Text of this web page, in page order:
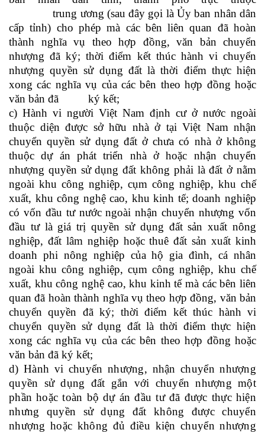
trung ương (sau đây gọi là Ủy ban nhân dân
cấp tỉnh) cho phép mà các bên liên quan đã hoàn
thành nghĩa vụ theo hợp đồng, văn bản chuyển
nhượng đã ký; thời điểm kết thúc hành vi chuyển
nhượng quyền sử dụng đất là thời điểm thực hiện
xong các nghĩa vụ của các bên theo hợp đồng hoặc
văn bản đã ký kết;
c) Hành vi người Việt Nam định cư ở nước ngoài
thuộc diện được sở hữu nhà ở tại Việt Nam nhận
chuyển quyền sử dụng đất ở chưa có nhà ở không
thuộc dự án phát triển nhà ở hoặc nhận chuyển
nhượng quyền sử dụng đất không phải là đất ở nằm
ngoài khu công nghiệp, cụm công nghiệp, khu chế
xuất, khu công nghệ cao, khu kinh tế;doanh nghiệp
có vốn đầu tư nước ngoàinhận chuyển nhượng vốn
đầu tư là giá trị quyền sử dụng đất sản xuất nông
nghiệp, đất lâm nghiệp hoặcthuê đất sản xuất kinh
doanh phi nông nghiệp của hộ gia đình, cá nhân
ngoài khu công nghiệp, cụm công nghiệp, khu chế
xuất, khu công nghệ cao, khu kinh tếmà các bên liên
quan đã hoàn thành nghĩa vụ theo hợp đồng, văn bản
chuyển quyền đã ký; thời điểm kết thúc hành vi
chuyển quyền sử dụng đất là thời điểm thực hiện
xong các nghĩa vụ của các bên theo hợp đồng hoặc
văn bản đã ký kết;
d) Hành vi chuyển nhượng, nhận chuyển nhượng
quyền sử dụng đất gắn với chuyển nhượng một
phần hoặc toàn bộ dự án đầu tư đã được thực hiện
nhưng quyền sử dụng đất không được chuyển
nhượng hoặc không đủ điều kiện chuyển nhượng